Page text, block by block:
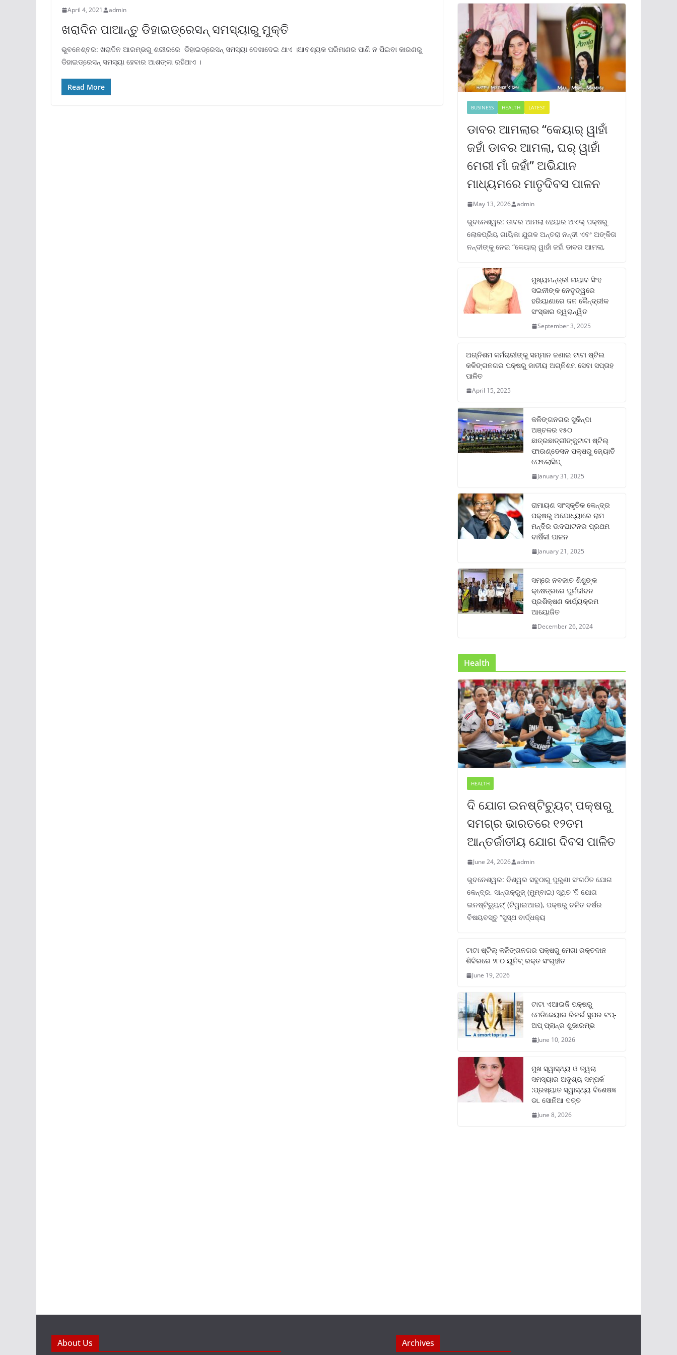
April 4, 2021 admin
ଖରାଦିନ ପାଆନ୍ତୁ ଡିହାଇଡ୍ରେସନ୍ ସମସ୍ୟାରୁ ମୁକ୍ତି
ଭୁବନେଶ୍ବର: ଖରାଦିନ ଆରମ୍ଭରୁ ଶରୀରରେ ଡିହାଇଡ୍ରେସନ୍ ସମସ୍ୟା ଦେଖାଦେଇ ଥାଏ ।ଆବଶ୍ୟକ ପରିମାଣର ପାଣି ନ ପିଇବା କାରଣରୁ
ଡିହାଇଡ୍ରେସନ୍ ସମସ୍ୟା ହେବାର ଆଶଙ୍କା ରହିଥାଏ ।
Read More
BUSINESS HEALTH LATEST
ଡାବର ଆମଲାର “କେୟାର୍ ୱାହାଁ
ଜହାଁ ଡାବର ଆମଲା, ଘର୍ ୱାହାଁ
ମେରୀ ମାଁ ଜହାଁ” ଅଭିଯାନ
ମାଧ୍ୟମରେ ମାତୃଦିବସ ପାଳନ
May 13, 2026 admin
ଭୁବନେଶ୍ୱର: ଡାବର ଆମଲା ହେୟାର ଅଏଲ୍ ପକ୍ଷରୁ
ଲୋକପ୍ରିୟ ଗାୟିକା ଯୁଗଳ ଅନ୍ତରା ନନ୍ଦୀ ଏବଂ ଅଙ୍କିତା
ନନ୍ଦୀଙ୍କୁ ନେଇ “କେୟାର୍ ୱାହାଁ ଜହାଁ ଡାବର ଆମଲା,
ମୁଖ୍ୟମନ୍ତ୍ରୀ ନାୟାବ ସିଂହ
ସଇନୀଙ୍କ ନେତୃତ୍ୱରେ
ହରିୟାଣାରେ ଜନ କୈନ୍ଦ୍ରୀକ
ସଂସ୍କାର ତ୍ୱରାନ୍ୱିତ
September 3, 2025
ଅଗ୍ନିଶମ କର୍ମଚାରୀଙ୍କୁ ସମ୍ମାନ ଜଣାଇ ଟାଟା ଷ୍ଟିଲ
କଳିଙ୍ଗନଗର ପକ୍ଷରୁ ଜାତୀୟ ଅଗ୍ନିଶମ ସେବା ସପ୍ତାହ
ପାଳିତ
April 15, 2025
କଳିଙ୍ଗନଗର ସୁକିନ୍ଦା
ଅଞ୍ଚଳର ୧୫୦
ଛାତ୍ରଛାତ୍ରୀଙ୍କୁଟାଟା ଷ୍ଟିଲ୍
ଫାଉଣ୍ଡେସନ ପକ୍ଷରୁ ଜ୍ୟୋତି
ଫେଲୋସିପ୍‌
January 31, 2025
ରାମାୟଣ ସାଂସ୍କୃତିକ କେନ୍ଦ୍ର
ପକ୍ଷରୁ ଅଯୋଧ୍ୟାରେ ରାମ
ମନ୍ଦିର ଉଦଘାଟନର ପ୍ରଥମ
ବାର୍ଷିକୀ ପାଳନ
January 21, 2025
ସମ୍‌ରେ ନବଜାତ ଶିଶୁଙ୍କ
କ୍ଷେତ୍ରରେ ପୁର୍ନଜୀବନ
ପ୍ରଶିକ୍ଷଣ କାର୍ଯ୍ୟକ୍ରମ
ଆୟୋଜିତ
December 26, 2024
Health
HEALTH
ଦି ଯୋଗ ଇନଷ୍ଟିଚ୍ୟୁଟ୍ ପକ୍ଷରୁ
ସମଗ୍ର ଭାରତରେ ୧୨ତମ
ଆନ୍ତର୍ଜାତୀୟ ଯୋଗ ଦିବସ ପାଳିତ
June 24, 2026 admin
ଭୁବନେଶ୍ୱର: ବିଶ୍ୱର ସବୁଠାରୁ ପୁରୁଣା ସଂଗଠିତ ଯୋଗ
କେନ୍ଦ୍ର, ସାନ୍ତାକ୍ରୁଜ୍ (ମୁମ୍ବାଇ) ସ୍ଥିତ ‘ଦି ଯୋଗ
ଇନଷ୍ଟିଚ୍ୟୁଟ୍‌’ (ଟିୱାଇଆଇ), ପକ୍ଷରୁ ଚଳିତ ବର୍ଷର
ବିଷୟବସ୍ତୁ “ସୁସ୍ଥ ବାର୍ଦ୍ଧକ୍ୟ
ଟାଟା ଷ୍ଟିଲ୍‌ କଳିଙ୍ଗନଗର ପକ୍ଷରୁ ମେଗା ରକ୍ତଦାନ
ଶିବିରରେ ୨୮୦ ୟୁନିଟ୍‌ ରକ୍ତ ସଂଗୃହୀତ
June 19, 2026
ଟାଟା ଏଆଇଜି ପକ୍ଷରୁ
ମେଡିକେୟାର ରିଜର୍ଭ ସୁପର ଟପ୍‌-
ଅପ୍ ପ୍ଲାନ୍‌ର ଶୁଭାରମ୍ଭ
June 10, 2026
ମୁଖ ସ୍ୱାସ୍ଥ୍ୟ ଓ ତ୍ୱଚା
ସମସ୍ୟାର ଅଦୃଶ୍ୟ ସମ୍ପର୍କ
:ପ୍ରଖ୍ୟାତ ସ୍ୱାସ୍ଥ୍ୟ ବିଶେଷଜ୍ଞ
ଡା. ସୋନିଆ ଦତ୍ତ
June 8, 2026
About Us Archives